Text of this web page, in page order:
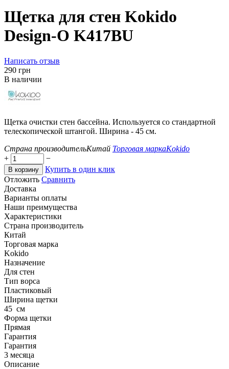
Щетка для стен Kokido
Design-O K417BU
Написать отзыв
‍290‍ грн
В наличии
Щетка очистки стен бассейна. Используется со стандартной
телескопической штангой. Ширина - 45 см.
Страна производительКитай Торговая маркаKokido
+
−
В корзину
Купить в один клик
Отложить Сравнить
Доставка
Варианты оплаты
Наши преимущества
Характеристики
Страна производитель
Китай
Торговая марка
Kokido
Назначение
Для стен
Тип ворса
Пластиковый
Ширина щетки
45 см
Форма щетки
Прямая
Гарантия
Гарантия
3 месяца
Описание